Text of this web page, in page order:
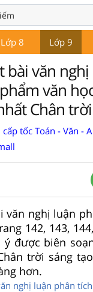
Lớp 8 Lớp 9
bài văn
văn
Chân
cấp tốc Toán - Văn -
văn nghị luận
142, 143,
được biên
trời sáng
hơn.
nghị luận phân